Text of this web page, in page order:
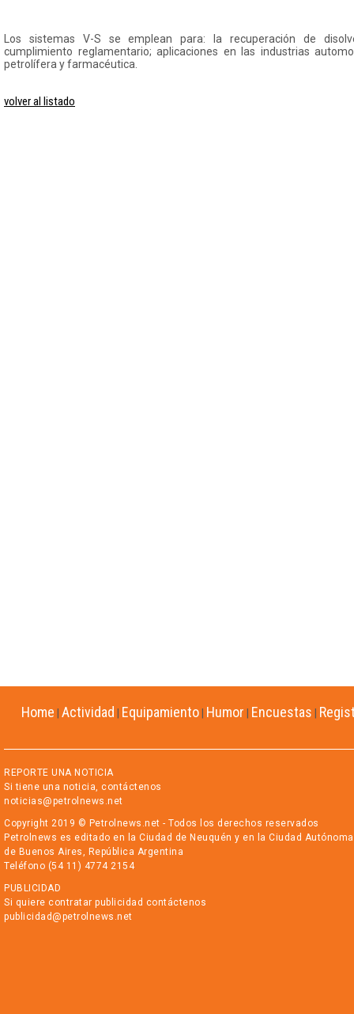
Los sistemas V-S se emplean para: la recuperación de
cumplimiento reglamentario; aplicaciones en las industrias
petrolífera y farmacéutica.
volver al listado
Home Actividad Equipamiento Humor Encuestas
REPORTE UNA NOTICIA
Si tiene una noticia, contáctenos
noticias@petrolnews.net
Copyright 2019 © Petrolnews.net - Todos los derechos reservados
Petrolnews es editado en la Ciudad de Neuquén y en la Ciudad Autónoma
de Buenos Aires, República Argentina
Teléfono (54 11) 4774 2154
PUBLICIDAD
Si quiere contratar publicidad contáctenos
publicidad@petrolnews.net